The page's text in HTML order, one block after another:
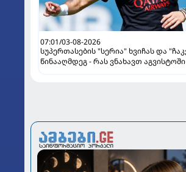
07:01/03-08-2026
სუპერთასების "სერია" ხვიჩას და "ჩაკვე" "ბარსას"
წინააღმდეგ - რას ვნახავთ აგვისტოში